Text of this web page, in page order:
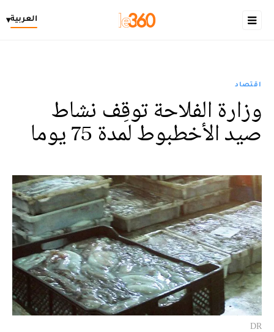
العربية▾
اقتصاد
وزارة الفلاحة توقِف نشاط
صيد الأخطبوط لمدة 75 يوما
DR